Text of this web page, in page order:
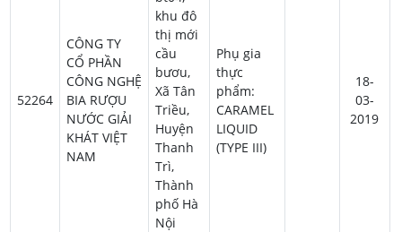
52264
CÔNG TY
CỔ PHẦN
CÔNG NGHỆ
BIA RƯỢU
NƯỚC GIẢI
KHÁT VIỆT
NAM
khu đô
thị mới
cầu
bươu,
Xã Tân
Triều,
Huyện
Thanh
Trì,
Thành
phố Hà
Nội
Phụ gia
thực
phẩm:
CARAMEL
LIQUID
(TYPE III)
18-
03-
2019